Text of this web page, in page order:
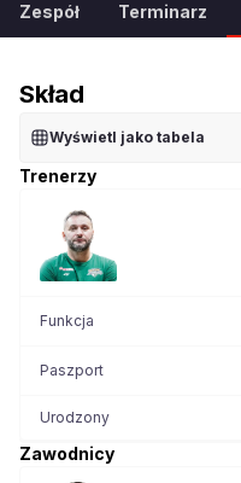
Zespół Terminarz
Skład
Wyświetl jako tabela
Trenerzy
Funkcja
Paszport
Urodzony
Zawodnicy